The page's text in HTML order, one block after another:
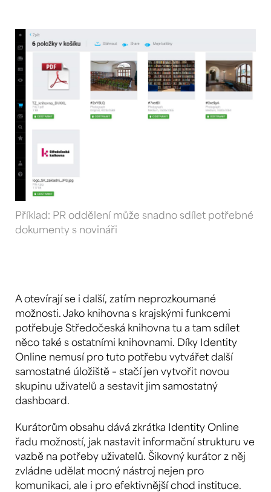
Příklad: PR oddělení může snadno sdílet potřebné
dokumenty s novináři
A otevírají se i další, zatím neprozkoumané
možnosti. Jako knihovna s krajskými funkcemi
potřebuje Středočeská knihovna tu a tam sdílet
něco také s ostatními knihovnami. Díky Identity
Online nemusí pro tuto potřebu vytvářet další
samostatné úložiště – stačí jen vytvořit novou
skupinu uživatelů a sestavit jim samostatný
dashboard.
Kurátorům obsahu dává zkrátka Identity Online
řadu možností, jak nastavit informační strukturu ve
vazbě na potřeby uživatelů. Šikovný kurátor z něj
zvládne udělat mocný nástroj nejen pro
komunikaci, ale i pro efektivnější chod instituce.